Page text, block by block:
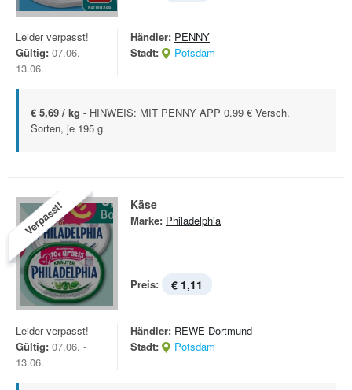
Leider verpasst!
Gültig: 07.06. -
13.06.
Händler: PENNY
Stadt:
Potsdam
€ 5,69 / kg - HINWEIS: MIT PENNY APP 0.99 € Versch.
Sorten, je 195 g
Verpasst! Käse
Marke: Philadelphia
Preis: € 1,11
Leider verpasst!
Gültig: 07.06. -
13.06.
Händler: REWE Dortmund
Stadt:
Potsdam